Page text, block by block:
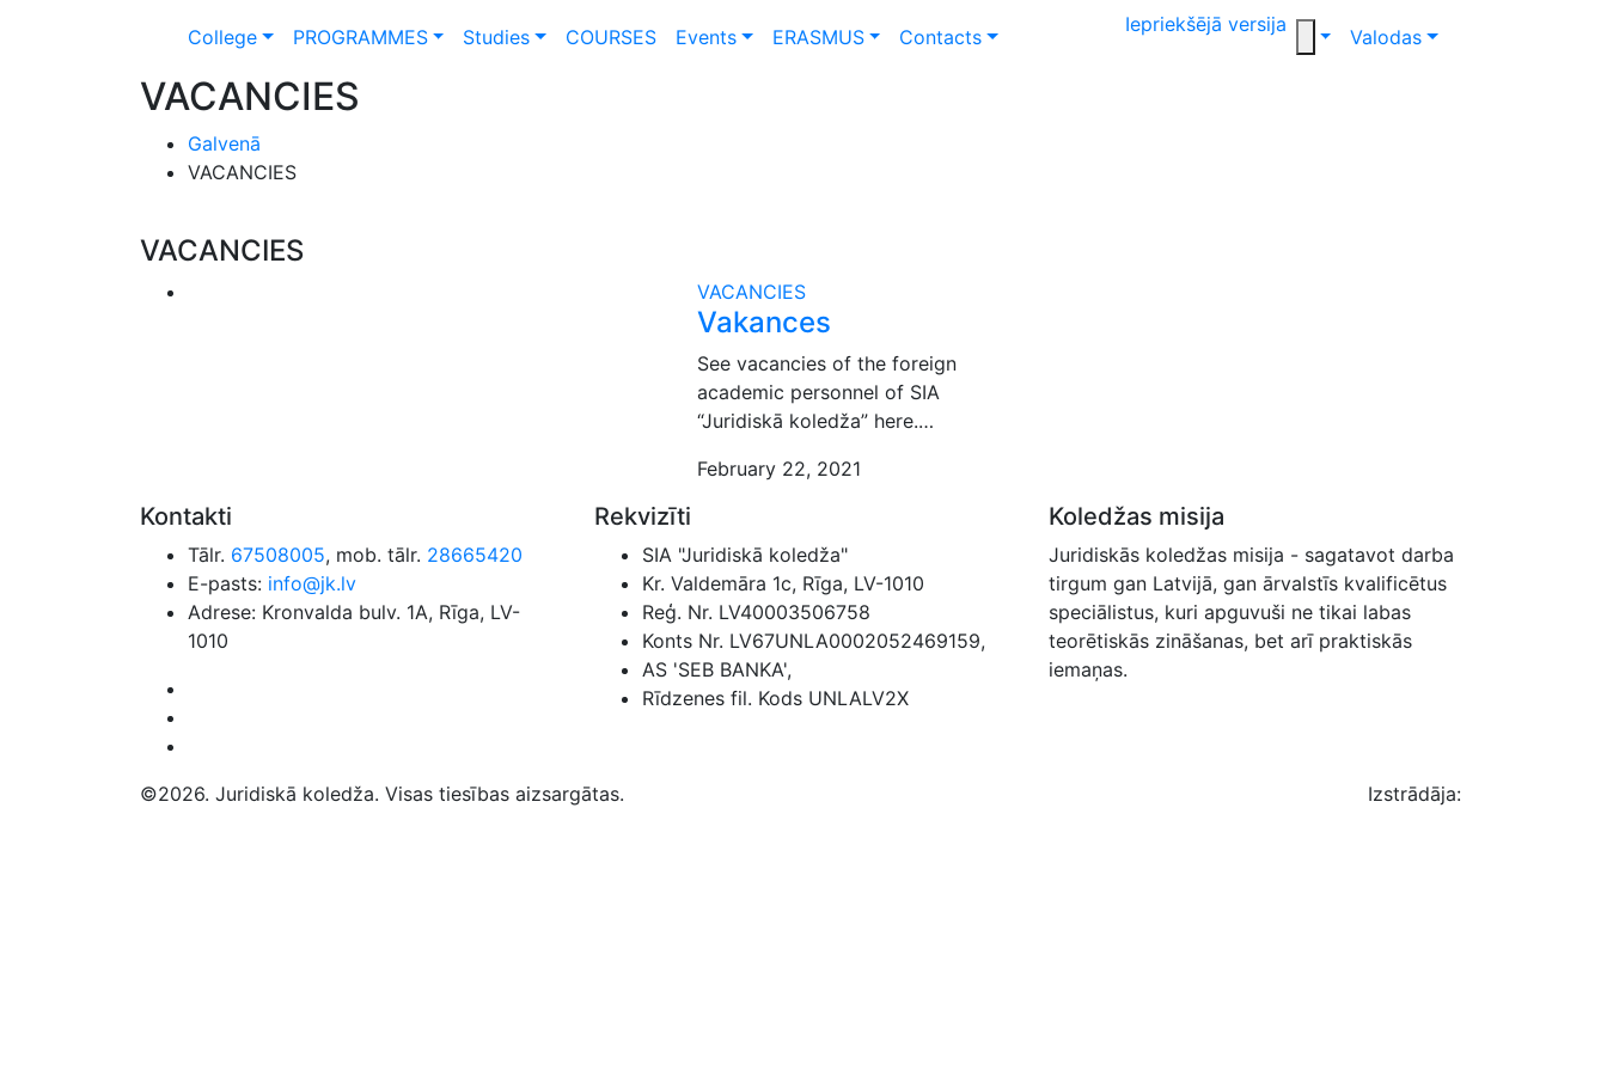
College PROGRAMMES Studies COURSES Events ERASMUS Contacts
Iepriekšējā versija
Valodas
VACANCIES
Galvenā
VACANCIES
VACANCIES
VACANCIES
Vakances
See vacancies of the foreign
academic personnel of SIA
“Juridiskā koledža” here.…
February 22, 2021
Kontakti
Tālr. 67508005, mob. tālr. 28665420
E-pasts: info@jk.lv
Adrese: Kronvalda bulv. 1A, Rīga, LV-
1010
Rekvizīti
SIA "Juridiskā koledža"
Kr. Valdemāra 1c, Rīga, LV-1010
Reģ. Nr. LV40003506758
Konts Nr. LV67UNLA0002052469159,
AS 'SEB BANKA',
Rīdzenes fil. Kods UNLALV2X
Koledžas misija
Juridiskās koledžas misija - sagatavot darba
tirgum gan Latvijā, gan ārvalstīs kvalificētus
speciālistus, kuri apguvuši ne tikai labas
teorētiskās zināšanas, bet arī praktiskās
iemaņas.
©2026. Juridiskā koledža. Visas tiesības aizsargātas. Izstrādāja: